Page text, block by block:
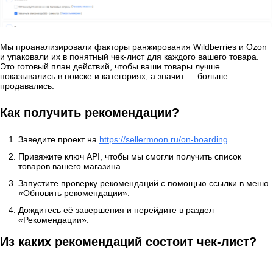
Мы проанализировали факторы ранжирования Wildberries и Ozon
и упаковали их в понятный чек-лист для каждого вашего товара.
Это готовый план действий, чтобы ваши товары лучше
показывались в поиске и категориях, а значит — больше
продавались.
Как получить рекомендации?
Заведите проект на https://sellermoon.ru/on-boarding
Привяжите ключ API, чтобы мы смогли получить список
товаров вашего магазина.
Запустите проверку рекомендаций с помощью ссылки в меню
«Обновить рекомендации».
Дождитесь её завершения и перейдите в раздел
«Рекомендации».
Из каких рекомендаций состоит чек-лист?